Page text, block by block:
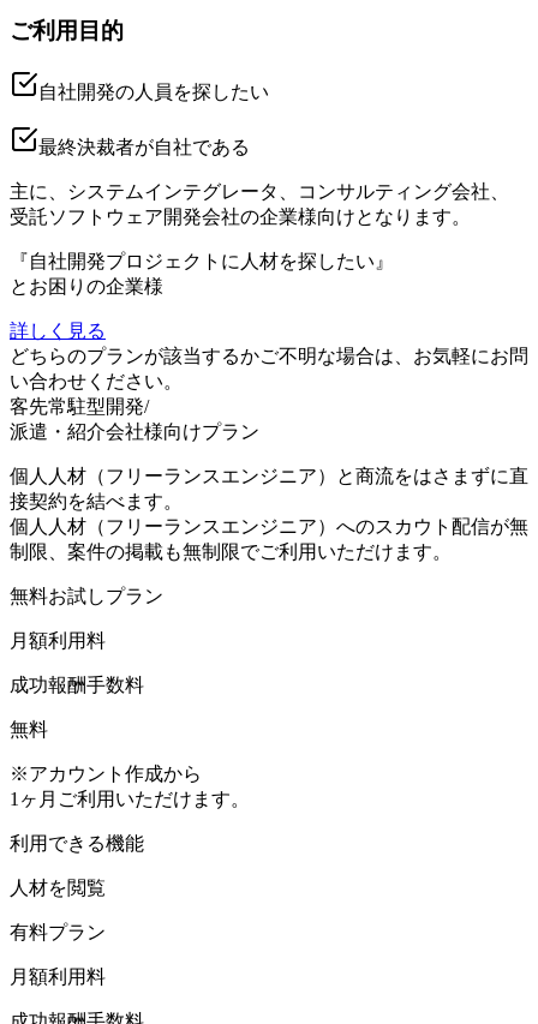
ご利用目的
自社開発の人員を探したい
最終決裁者が自社である
主に、システムインテグレータ、コンサルティング会社、
受託ソフトウェア開発会社の企業様向けとなります。
『自社開発プロジェクトに人材を探したい 』
とお困りの企業様
詳しく見る
どちらのプランが該当するかご不明な場合は、お気軽にお問
い合わせください。
客先常駐型開発/
派遣・紹介会社様向けプラン
個人人材（フリーランスエンジニア）と商流をはさまずに直
接契約を結べます。
個人人材（フリーランスエンジニア）へのスカウト配信が無
制限、案件の掲載も無制限でご利用いただけます。
無料お試しプラン
月額利用料
成功報酬手数料
無料
※アカウント作成から
1ヶ月ご利用いただけます。
利用できる機能
人材を閲覧
有料プラン
月額利用料